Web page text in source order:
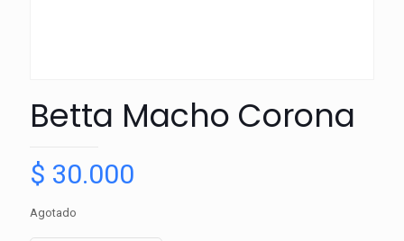
Betta Macho Corona
$ 30.000
Agotado